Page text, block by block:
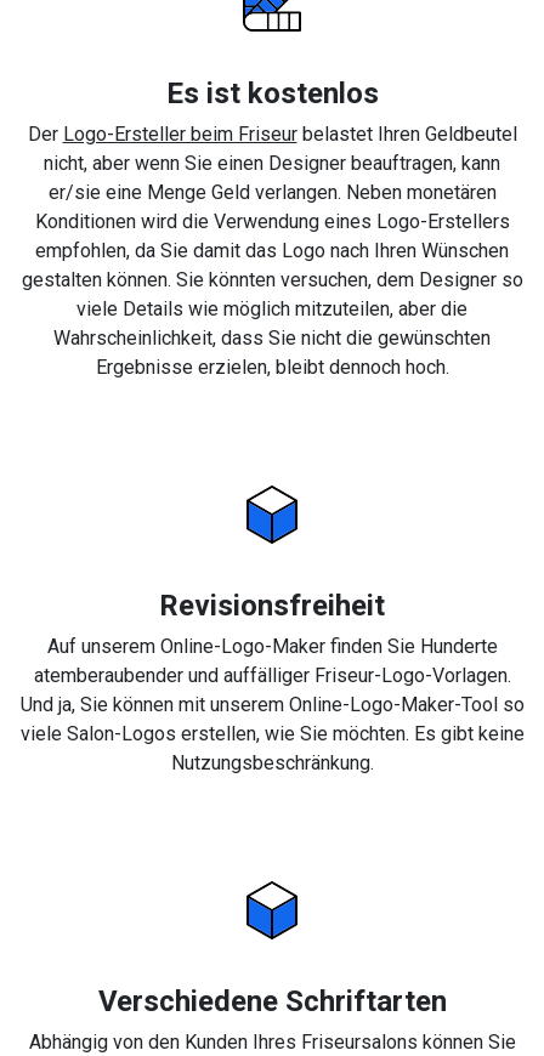
Es ist kostenlos
Der Logo-Ersteller beim Friseurbelastet Ihren Geldbeutel
nicht, aber wenn Sie einen Designer beauftragen, kann
er/sie eine Menge Geld verlangen. Neben monetären
Konditionen wird die Verwendung eines Logo-Erstellers
empfohlen, da Sie damit das Logo nach Ihren Wünschen
gestalten können. Sie könnten versuchen, dem Designer so
viele Details wie möglich mitzuteilen, aber die
Wahrscheinlichkeit, dass Sie nicht die gewünschten
Ergebnisse erzielen, bleibt dennoch hoch.
Revisionsfreiheit
Auf unserem Online-Logo-Maker finden Sie Hunderte
atemberaubender und auffälliger Friseur-Logo-Vorlagen.
Und ja, Sie können mit unserem Online-Logo-Maker-Tool so
viele Salon-Logos erstellen, wie Sie möchten. Es gibt keine
Nutzungsbeschränkung.
Verschiedene Schriftarten
Abhängig von den Kunden Ihres Friseursalons können Sie